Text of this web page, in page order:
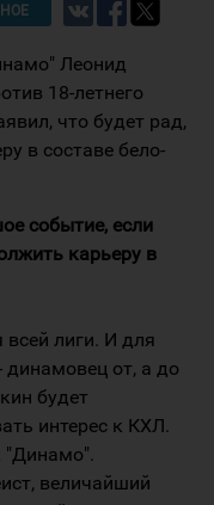
Леонид
18-летнего
что будет рад,
в составе бело-
событие, если
карьеру в
лиги. И для
динамовец от, а до
будет
интерес к КХЛ.
"Динамо".
величайший